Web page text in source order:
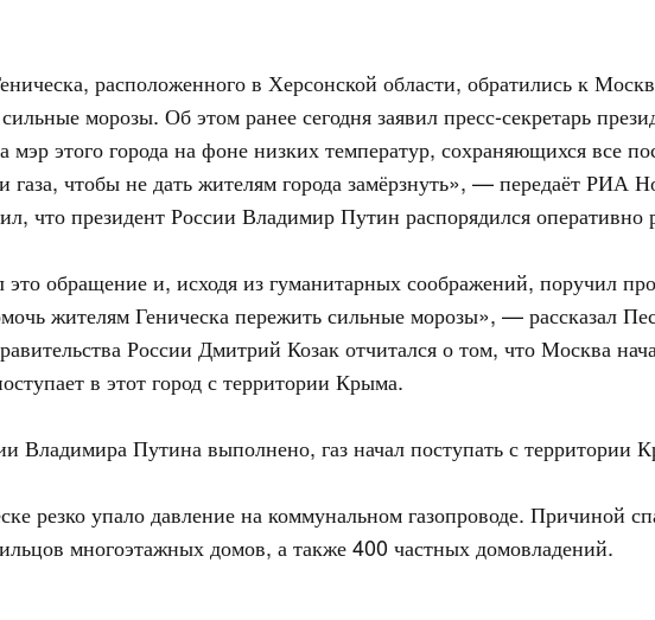
расположенного в Херсонской области, обратились к
морозы. Об этом ранее сегодня заявил пресс-секретарь
этого города на фоне низких температур, сохраняющихся все
газа, чтобы не дать жителям города замёрзнуть», — передаёт РИА
что президент России Владимир Путин распорядился оперативно
обращение и, исходя из гуманитарных соображений, поручил
жителям Геническа пережить сильные морозы», — рассказал
России Дмитрий Козак отчитался о том, что Москва
в этот город с территории Крыма.
Владимира Путина выполнено, газ начал поступать с территории
резко упало давление на коммунальном газопроводе. Причиной
многоэтажных домов, а также 400 частных домовладений.